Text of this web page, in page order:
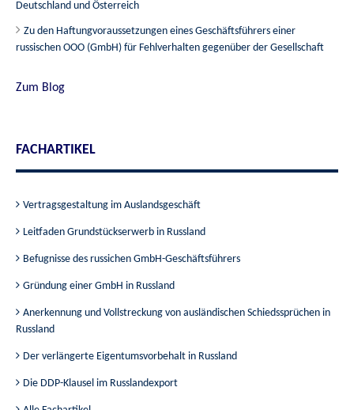
Deutschland und Österreich
Zu den Haftungvoraussetzungen eines Geschäftsführers einer
russischen OOO (GmbH) für Fehlverhalten gegenüber der Gesellschaft
Zum Blog
FACHARTIKEL
Vertragsgestaltung im Auslandsgeschäft
Leitfaden Grundstückserwerb in Russland
Befugnisse des russichen GmbH-Geschäftsführers
Gründung einer GmbH in Russland
Anerkennung und Vollstreckung von ausländischen Schiedssprüchen in
Russland
Der verlängerte Eigentumsvorbehalt in Russland
Die DDP-Klausel im Russlandexport